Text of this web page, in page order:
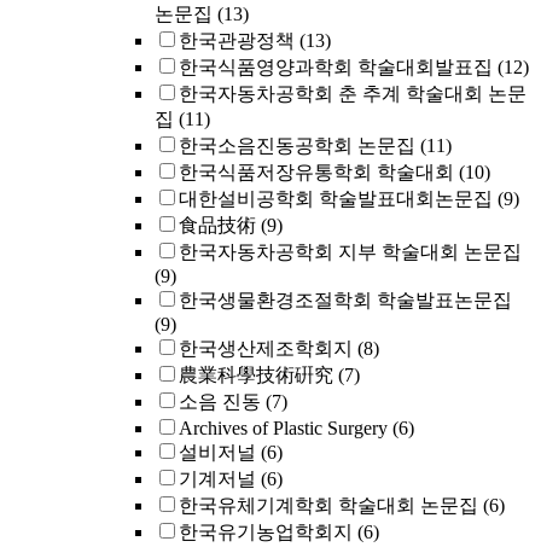
논문집 (13)
한국관광정책 (13)
한국식품영양과학회 학술대회발표집 (12)
한국자동차공학회 춘 추계 학술대회 논문
집 (11)
한국소음진동공학회 논문집 (11)
한국식품저장유통학회 학술대회 (10)
대한설비공학회 학술발표대회논문집 (9)
食品技術 (9)
한국자동차공학회 지부 학술대회 논문집
(9)
한국생물환경조절학회 학술발표논문집
(9)
한국생산제조학회지 (8)
農業科學技術硏究 (7)
소음 진동 (7)
Archives of Plastic Surgery (6)
설비저널 (6)
기계저널 (6)
한국유체기계학회 학술대회 논문집 (6)
한국유기농업학회지 (6)